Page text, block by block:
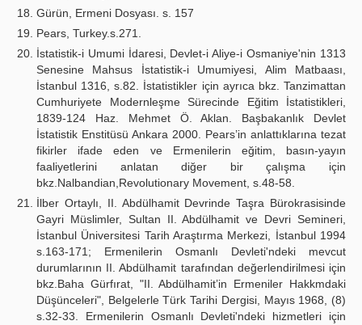
Gürün, Ermeni Dosyası. s. 157
Pears, Turkey.s.271.
İstatistik-i Umumi İdaresi, Devlet-i Aliye-i Osmaniye'nin 1313
Senesine Mahsus İstatistik-i Umumiyesi, Alim Matbaası,
İstanbul 1316, s.82. İstatistikler için ayrıca bkz. Tanzimattan
Cumhuriyete Modernleşme Sürecinde Eğitim İstatistikleri,
1839-124 Haz. Mehmet Ö. Aklan. Başbakanlık Devlet
İstatistik Enstitüsü Ankara 2000. Pears’in anlattıklarına tezat
fikirler ifade eden ve Ermenilerin eğitim, basın-yayın
faaliyetlerini anlatan diğer bir çalışma için
bkz.Nalbandian,Revolutionary Movement, s.48-58.
İlber Ortaylı, II. Abdülhamit Devrinde Taşra Bürokrasisinde
Gayri Müslimler, Sultan II. Abdülhamit ve Devri Semineri,
İstanbul Üniversitesi Tarih Araştırma Merkezi, İstanbul 1994
s.163-171; Ermenilerin Osmanlı Devleti'ndeki mevcut
durumlarının II. Abdülhamit tarafından değerlendirilmesi için
bkz.Baha Gürfırat, "II. Abdülhamit’in Ermeniler Hakkmdaki
Düşünceleri", Belgelerle Türk Tarihi Dergisi, Mayıs 1968, (8)
s.32-33. Ermenilerin Osmanlı Devleti'ndeki hizmetleri için